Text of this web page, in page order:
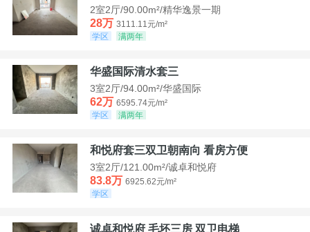
2室2厅/90.00m²/精华逸景一期
28万 3111.11元/m²
学区
满两年
华盛国际清水套三
3室2厅/94.00m²/华盛国际
62万 6595.74元/m²
学区
满两年
和悦府套三双卫朝南向 看房方便
3室2厅/121.00m²/诚卓和悦府
83.8万 6925.62元/m²
学区
诚卓和悦府 毛坯三房 双卫电梯